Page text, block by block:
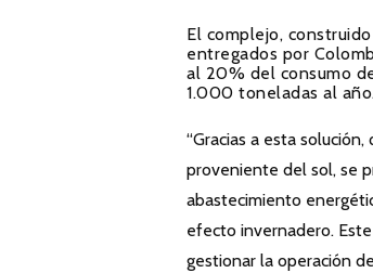
El complejo,
entregados por
al 20% del consumo
1.000 toneladas al
“Gracias a esta
proveniente del sol, se
abastecimiento
efecto invernadero.
gestionar la operación